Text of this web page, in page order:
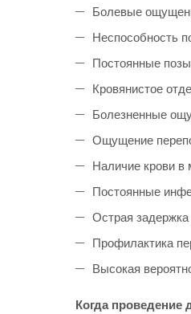
Болевые
Неспособность
Постоянные
Кровянистое
Болезненные
Ощущение
Наличие крови в
Постоянные
Острая
Профилактика
Высокая
Когда проведение